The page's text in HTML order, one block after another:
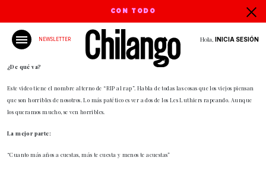
CON TODO
NEWSLETTER Hola, INICIA SESIÓN
¿De qué va?
Este video tiene el nombre alterno de “RIP al rap”. Habla de todas las cosas que los viejos piensan
que son horribles de nosotros. Lo más patético es ver a dos de los Les Luthiers rapeando. Aunque
los queramos mucho, se ven horribles.
La mejor parte:
“Cuanto más años a cuestas, más te cuesta y menos te acuestas”